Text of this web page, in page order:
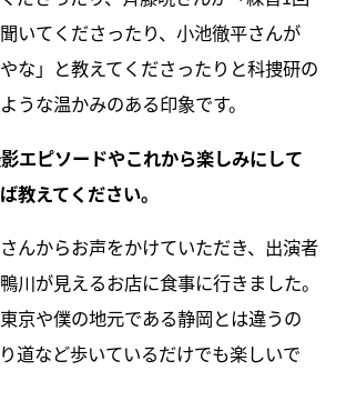
いてくださったり、小池徹平さんが
やな」と教えてくださったりと科捜研の
うな温かみのある印象です。
エピソードやこれから楽しみにして
教えてください。
んからお声をかけていただき、出演者
川が見えるお店に食事に行きました。
京や僕の地元である静岡とは違うの
道など歩いているだけでも楽しいで